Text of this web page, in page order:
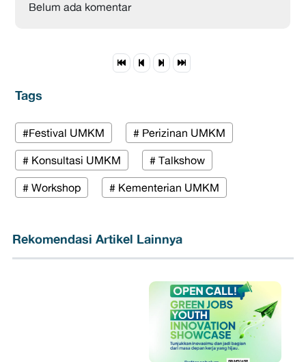
Belum ada komentar
Tags
#Festival UMKM # Perizinan UMKM
# Konsultasi UMKM # Talkshow
# Workshop # Kementerian UMKM
Rekomendasi Artikel Lainnya